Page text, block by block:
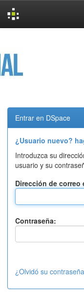
Entrar en DSpace
¿Usuario nuevo?
Introduzca su
usuario y su
Dirección de correo
Contraseña:
¿Olvidó su